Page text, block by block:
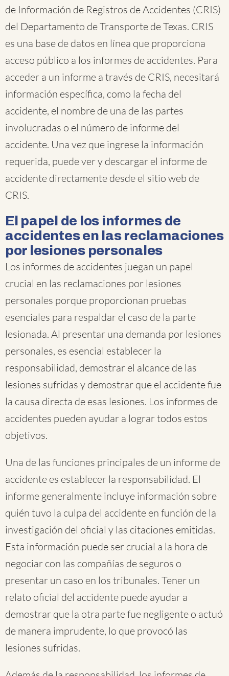
de Información de Registros de Accidentes (CRIS)
del Departamento de Transporte de Texas. CRIS
es una base de datos en línea que proporciona
acceso público a los informes de accidentes. Para
acceder a un informe a través de CRIS, necesitará
información específica, como la fecha del
accidente, el nombre de una de las partes
involucradas o el número de informe del
accidente. Una vez que ingrese la información
requerida, puede ver y descargar el informe de
accidente directamente desde el sitio web de
CRIS.
El papel de los informes de
accidentes en las reclamaciones
por lesiones personales
Los informes de accidentes juegan un papel
crucial en las reclamaciones por lesiones
personales porque proporcionan pruebas
esenciales para respaldar el caso de la parte
lesionada. Al presentar una demanda por lesiones
personales, es esencial establecer la
responsabilidad, demostrar el alcance de las
lesiones sufridas y demostrar que el accidente fue
la causa directa de esas lesiones. Los informes de
accidentes pueden ayudar a lograr todos estos
objetivos.
Una de las funciones principales de un informe de
accidente es establecer la responsabilidad. El
informe generalmente incluye información sobre
quién tuvo la culpa del accidente en función de la
investigación del oficial y las citaciones emitidas.
Esta información puede ser crucial a la hora de
negociar con las compañías de seguros o
presentar un caso en los tribunales. Tener un
relato oficial del accidente puede ayudar a
demostrar que la otra parte fue negligente o actuó
de manera imprudente, lo que provocó las
lesiones sufridas.